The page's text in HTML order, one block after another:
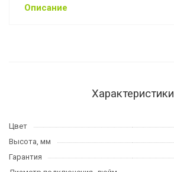
Описание
Характеристики
Цвет
Высота, мм
Гарантия